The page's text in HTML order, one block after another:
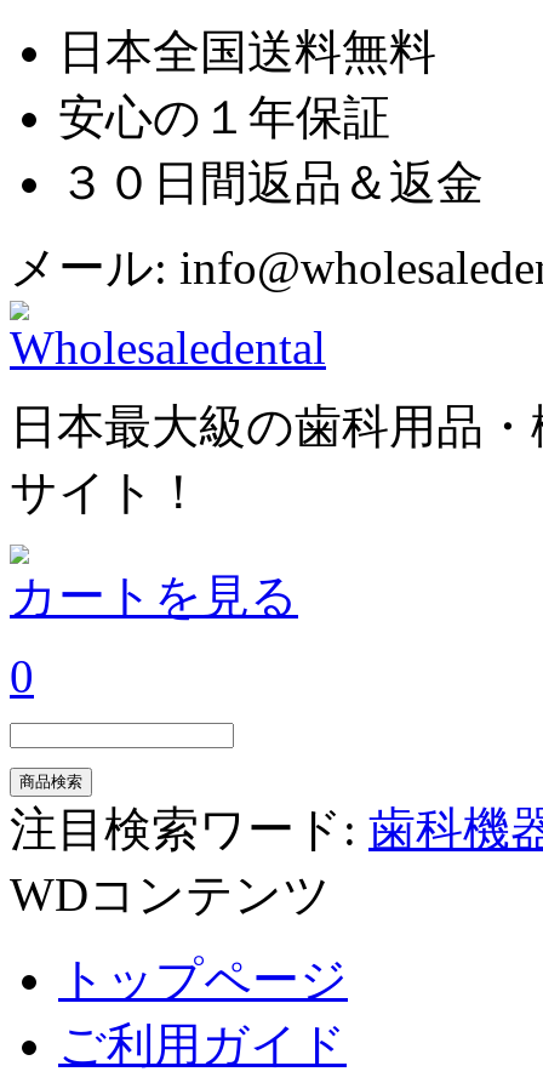
日本全国送料無料
安心の１年保証
３０日間返品＆返金
メール:
日本最大級の歯科用品
サイト！
カートを見る
0
注目検索ワード: 歯科機
WDコンテンツ
トップページ
ご利用ガイド